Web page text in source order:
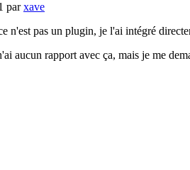
parxave
n'est pas un plugin, je l'ai intégré
aucun rapport avec ça, mais je me